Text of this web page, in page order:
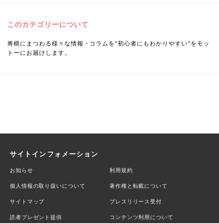
このカテゴリーについて
将棋にまつわる様々な情報・コラムを"初心者にもわかりやすい"をモッ
トーにお届けします。
サイトインフォメーション
お知らせ 利用規約
個人情報の取り扱いについて 著作権と転載について
サイトマップ プレスリリース受付
読者プレゼント提供 コンテンツ利用について